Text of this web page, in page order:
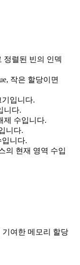
렬된 빈의 인덱
작은 할당이면
입니다.
니다.
수입니다.
니다.
니다.
의 현재 영역 수입
여한 메모리 할당